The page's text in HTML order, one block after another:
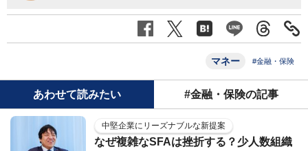
マネー #金融・保険
あわせて読みたい #金融・保険の記事
中堅企業にリーズナブルな新提案
なぜ複雑なSFAは挫折する？少人数組織